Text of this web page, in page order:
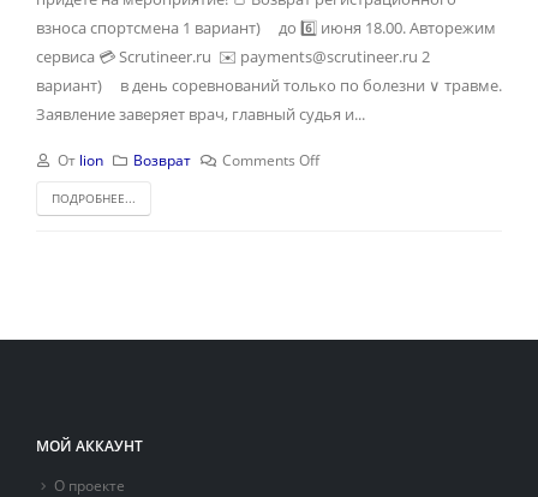
взноса спортсмена 1 вариант) до 6️⃣ июня 18.00. Авторежим
сервиса 💳 Scrutineer.ru ✉️ payments@scrutineer.ru 2
вариант) в день соревнований только по болезни ∨ травме.
Заявление заверяет врач, главный судья и...
От lion Возврат Comments Off
ПОДРОБНЕЕ...
МОЙ АККАУНТ
О проекте